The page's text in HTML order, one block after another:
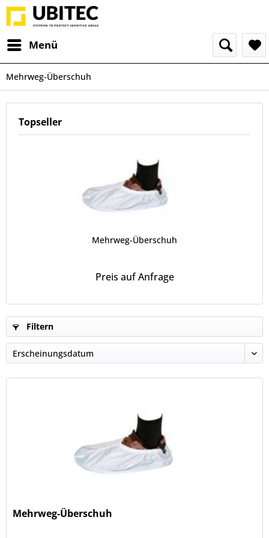
Menü
Mehrweg-Überschuh
Topseller
Mehrweg-Überschuh
Preis auf Anfrage
Filtern
Mehrweg-Überschuh